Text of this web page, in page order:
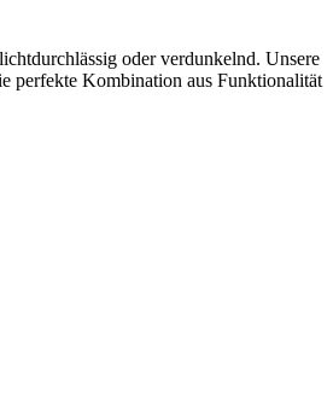
oder verdunkelnd. Unsere
perfekte Kombination aus Funktionalität